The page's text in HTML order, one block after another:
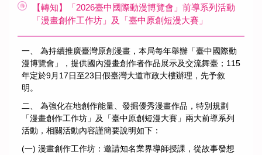
【轉知】「2026臺中國際動漫博覽會」前導系列活動
「漫畫創作工作坊」及「臺中原創短漫大賽」
一、 為持續推廣臺灣原創漫畫，本局每年舉辦「臺中國際動
漫博覽會」，提供國內漫畫創作者作品展示及交流舞臺；115
年定於9月17日至23日假臺灣大道市政大樓辦理，先予敘
明。
二、 為強化在地創作能量、發掘優秀漫畫作品，特別規劃
「漫畫創作工作坊」及「臺中原創短漫大賽」兩大前導系列
活動，相關活動內容謹簡要說明如下：
(一) 漫畫創作工作坊：邀請知名業界導師授課，從故事發想